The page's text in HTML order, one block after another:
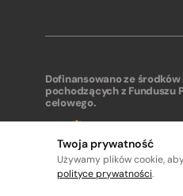
Dofinansowano ze
pochodzących z
celowego.
Twoja prywatność
Używamy plików cookie,
polityce prywatności.